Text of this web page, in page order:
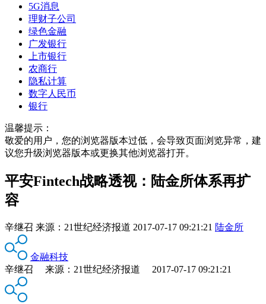
5G消息
理财子公司
绿色金融
广发银行
上市银行
农商行
隐私计算
数字人民币
银行
温馨提示：
敬爱的用户，您的浏览器版本过低，会导致页面浏览异常，建
议您升级浏览器版本或更换其他浏览器打开。
平安Fintech战略透视：陆金所体系再扩
容
辛继召 来源： 21世纪经济报道 2017-07-17 09:21:21 陆金所
金融科技
辛继召 来源：21世纪经济报道 2017-07-17 09:21:21